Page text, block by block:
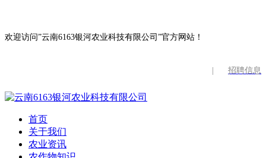
欢迎访问”云南6163银河农业科技有限公司”官方网站！
招聘信息
首页
关于我们
农业资讯